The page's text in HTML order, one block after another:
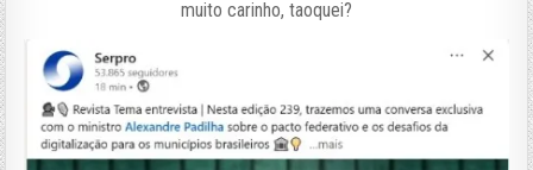
muito carinho, taoquei?